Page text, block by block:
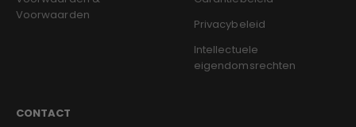
Voorwaarden
Privacybeleid
Intellectuele
eigendomsrechten
CONTACT